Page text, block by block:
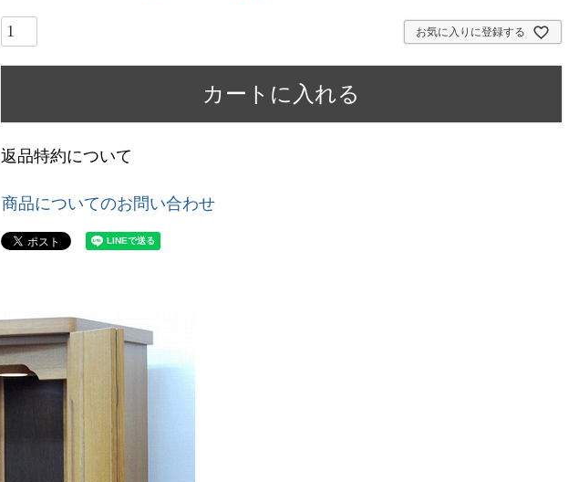
お気に入りに登録する
カートに入れる
返品特約について
商品についてのお問い合わせ